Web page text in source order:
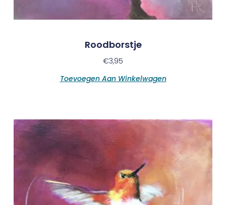
Roodborstje
€3,95
Toevoegen Aan Winkelwagen